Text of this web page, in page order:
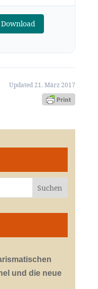
Download
Updated 21. März 2017
und die neue